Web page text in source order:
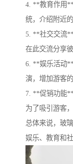
4. **教育作用
统，介绍附近
5. **社交交流
在此交流分享
6. **娱乐活动
演，增加游客
7. **促销功能
为了吸引游客
总体来说，玻
娱乐、教育和